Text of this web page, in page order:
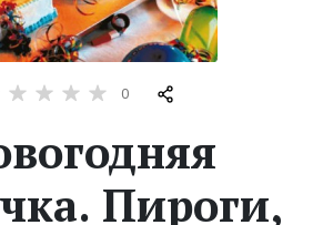
0
Пироги,